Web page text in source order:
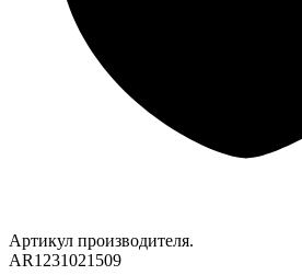
Артикул производителя.
AR1231021509